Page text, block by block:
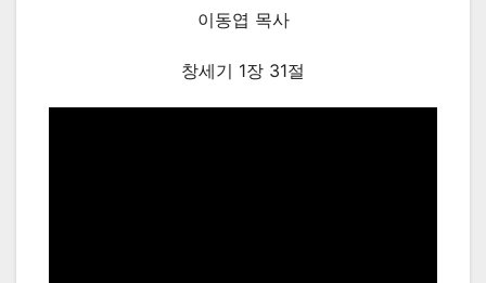
이동엽 목사
창세기 1장 31절